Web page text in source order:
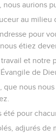
aurions
au milieu
pour
étiez
et notre
de
nous
pour
adjurés